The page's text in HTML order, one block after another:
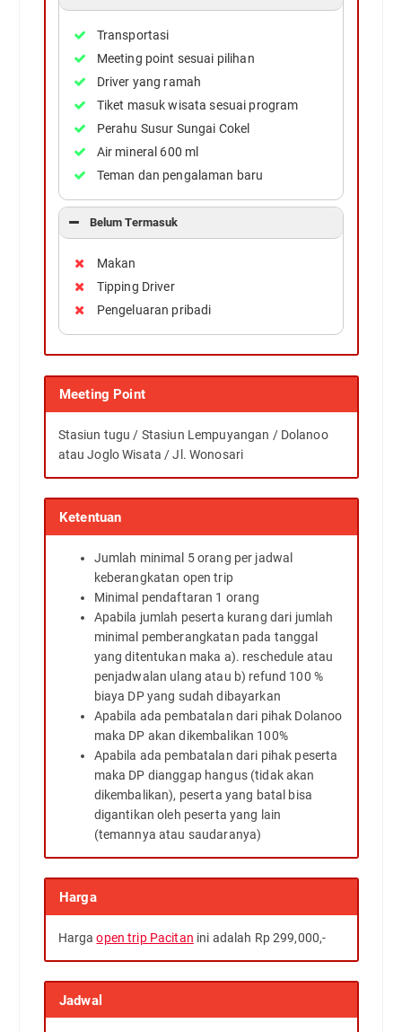
Transportasi
Meeting point sesuai pilihan
Driver yang ramah
Tiket masuk wisata sesuai program
Perahu Susur Sungai Cokel
Air mineral 600 ml
Teman dan pengalaman baru
Belum Termasuk
Makan
Tipping Driver
Pengeluaran pribadi
Meeting Point
Stasiun tugu / Stasiun Lempuyangan / Dolanoo
atau Joglo Wisata / Jl. Wonosari
Ketentuan
Jumlah minimal 5 orang per jadwal
keberangkatan open trip
Minimal pendaftaran 1 orang
Apabila jumlah peserta kurang dari jumlah
minimal pemberangkatan pada tanggal
yang ditentukan maka a). reschedule atau
penjadwalan ulang atau b) refund 100 %
biaya DP yang sudah dibayarkan
Apabila ada pembatalan dari pihak Dolanoo
maka DP akan dikembalikan 100%
Apabila ada pembatalan dari pihak peserta
maka DP dianggap hangus (tidak akan
dikembalikan), peserta yang batal bisa
digantikan oleh peserta yang lain
(temannya atau saudaranya)
Harga
Hargaopen trip Pacitan ini adalah Rp 299,000,-
Jadwal